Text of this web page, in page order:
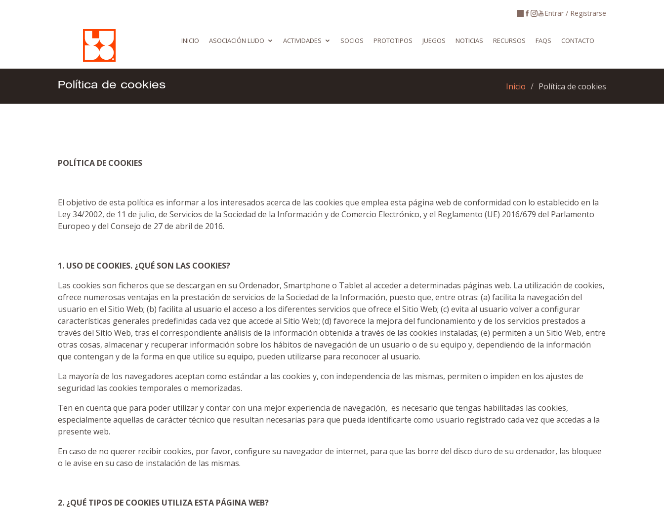
Entrar / Registrarse
INICIO ASOCIACIÓN LUDO ACTIVIDADES SOCIOS PROTOTIPOS JUEGOS NOTICIAS RECURSOS FAQS CONTACTO
Política de cookies Inicio Política de cookies
POLÍTICA DE COOKIES
El objetivo de esta política es informar a los interesados acerca de las cookies que emplea esta página web de conformidad con lo establecido en la
Ley 34/2002, de 11 de julio, de Servicios de la Sociedad de la Información y de Comercio Electrónico, y el Reglamento (UE) 2016/679 del Parlamento
Europeo y del Consejo de 27 de abril de 2016.
1. USO DE COOKIES. ¿QUÉ SON LAS COOKIES?
Las cookies son ficheros que se descargan en su Ordenador, Smartphone o Tablet al acceder a determinadas páginas web. La utilización de cookies,
ofrece numerosas ventajas en la prestación de servicios de la Sociedad de la Información, puesto que, entre otras: (a) facilita la navegación del
usuario en el Sitio Web; (b) facilita al usuario el acceso a los diferentes servicios que ofrece el Sitio Web; (c) evita al usuario volver a configurar
características generales predefinidas cada vez que accede al Sitio Web; (d) favorece la mejora del funcionamiento y de los servicios prestados a
través del Sitio Web, tras el correspondiente análisis de la información obtenida a través de las cookies instaladas; (e) permiten a un Sitio Web, entre
otras cosas, almacenar y recuperar información sobre los hábitos de navegación de un usuario o de su equipo y, dependiendo de la información
que contengan y de la forma en que utilice su equipo, pueden utilizarse para reconocer al usuario.
La mayoría de los navegadores aceptan como estándar a las cookies y, con independencia de las mismas, permiten o impiden en los ajustes de
seguridad las cookies temporales o memorizadas.
Ten en cuenta que para poder utilizar y contar con una mejor experiencia de navegación, es necesario que tengas habilitadas las cookies,
especialmente aquellas de carácter técnico que resultan necesarias para que pueda identificarte como usuario registrado cada vez que accedas a la
presente web.
En caso de no querer recibir cookies, por favor, configure su navegador de internet, para que las borre del disco duro de su ordenador, las bloquee
o le avise en su caso de instalación de las mismas.
2. ¿QUÉ TIPOS DE COOKIES UTILIZA ESTA PÁGINA WEB?